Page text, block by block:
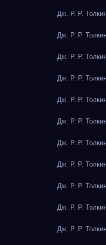
Дж. Р. Р.
Дж. Р. Р.
Дж. Р. Р.
Дж. Р. Р.
Дж. Р. Р.
Дж. Р. Р.
Дж. Р. Р.
Дж. Р. Р.
Дж. Р. Р.
Дж. Р. Р.
Дж. Р. Р.